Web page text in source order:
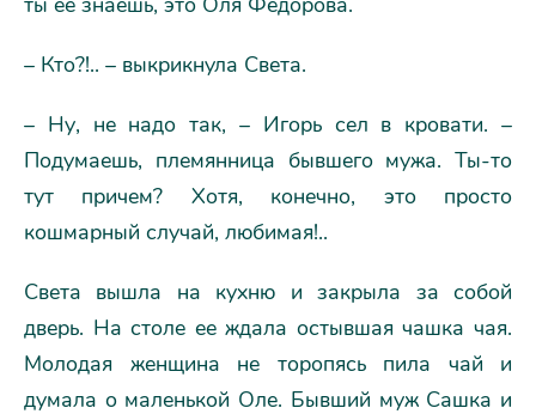
– Кто?!.. – выкрикнула Света.
– Ну, не надо так, – Игорь сел в кровати. –
Подумаешь, племянница бывшего мужа. Ты-то
тут причем? Хотя, конечно, это просто
кошмарный случай, любимая!..
Света вышла на кухню и закрыла за собой
дверь. На столе ее ждала остывшая чашка чая.
Молодая женщина не торопясь пила чай и
думала о маленькой Оле. Бывший муж Сашка и